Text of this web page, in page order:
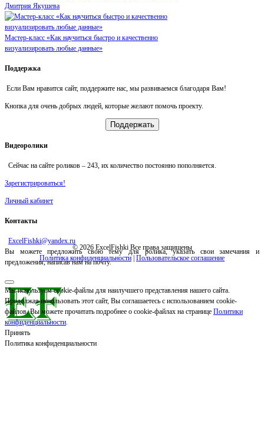
Дмитрия Якушева
Мастер-класс «Как научиться быстро и качественно
визуализировать любые данные»
Поддержка
Если Вам нравится сайт, поддержите нас, мы развиваемся благодаря Вам!
Кнопка для очень добрых людей, которые желают помочь проекту.
Поддержать
Видеоролики
Сейчас на сайте роликов – 243 , их количество постоянно пополняется.
Зарегистрироваться!
Личный кабинет
Контакты
ExcelFishki@yandex.ru
Вы можете предложить свою тему для ролика, указать свои замечания и
предложения, написав нам на почту.
© 2026 ExcelFishki Все права защищены
Политика конфиденциальности| Пользовательское соглашение
Мы используем cookie-файлы для наилучшего представления нашего сайта.
Продолжая использовать этот сайт, Вы соглашаетесь с использованием cookie-
файлов. Вы можете прочитать подробнее о cookie-файлах на странице Политики
конфиденциальности
Принять
Политика конфиденциальности